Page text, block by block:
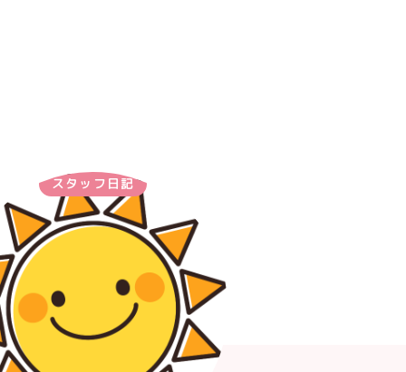
スタッフ日記